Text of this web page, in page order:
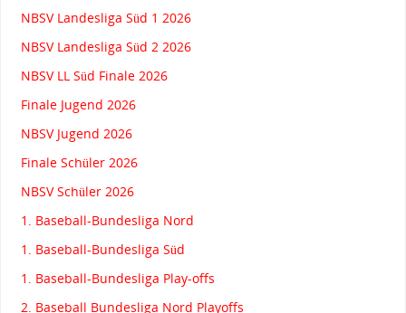
NBSV Landesliga Süd 1 2026
NBSV Landesliga Süd 2 2026
NBSV LL Süd Finale 2026
Finale Jugend 2026
NBSV Jugend 2026
Finale Schüler 2026
NBSV Schüler 2026
1. Baseball-Bundesliga Nord
1. Baseball-Bundesliga Süd
1. Baseball-Bundesliga Play-offs
2. Baseball Bundesliga Nord Playoffs